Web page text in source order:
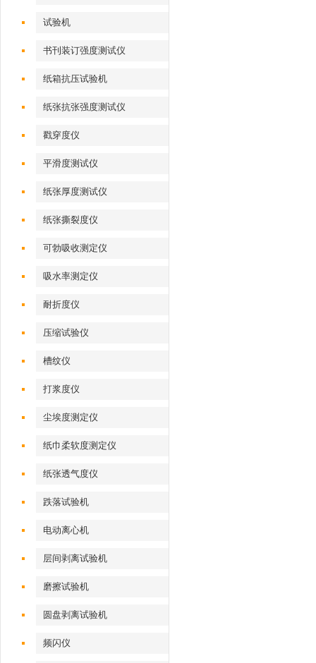
试验机
书刊装订强度测试仪
纸箱抗压试验机
纸张抗张强度测试仪
戳穿度仪
平滑度测试仪
纸张厚度测试仪
纸张撕裂度仪
可勃吸收测定仪
吸水率测定仪
耐折度仪
压缩试验仪
槽纹仪
打浆度仪
尘埃度测定仪
纸巾柔软度测定仪
纸张透气度仪
跌落试验机
电动离心机
层间剥离试验机
磨擦试验机
圆盘剥离试验机
频闪仪